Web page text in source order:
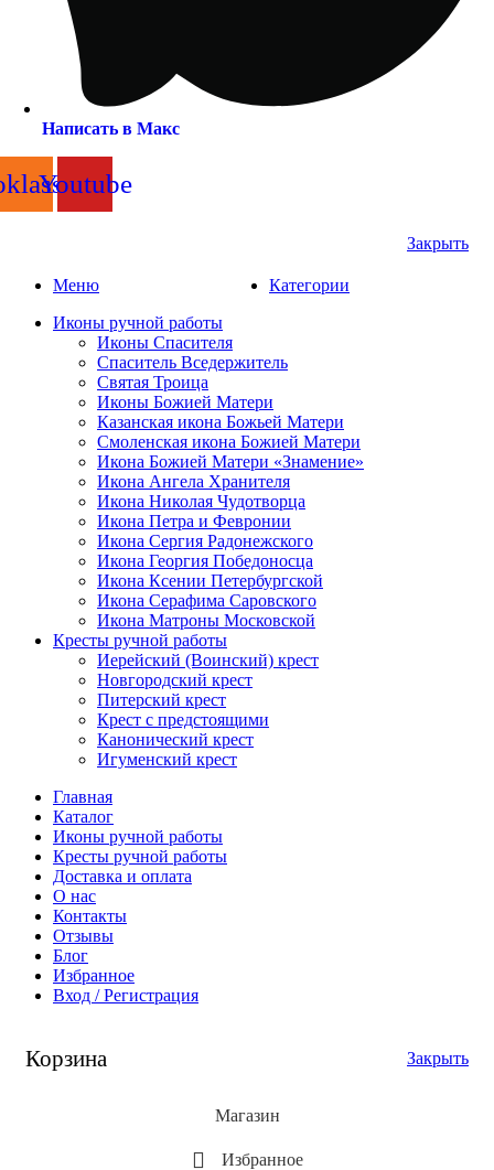
Написать в Макс
Youtube
Закрыть
Меню
Категории
Иконы ручной работы
Иконы Спасителя
Спаситель Вседержитель
Святая Троица
Иконы Божией Матери
Казанская икона Божьей Матери
Смоленская икона Божией Матери
Икона Божией Матери «Знамение»
Икона Ангела Хранителя
Икона Николая Чудотворца
Икона Петра и Февронии
Икона Сергия Радонежского
Икона Георгия Победоносца
Икона Ксении Петербургской
Икона Серафима Саровского
Икона Матроны Московской
Кресты ручной работы
Иерейский (Воинский) крест
Новгородский крест
Питерский крест
Крест с предстоящими
Канонический крест
Игуменский крест
Главная
Каталог
Иконы ручной работы
Кресты ручной работы
Доставка и оплата
О нас
Контакты
Отзывы
Блог
Избранное
Вход / Регистрация
Корзина Закрыть
Магазин
Избранное